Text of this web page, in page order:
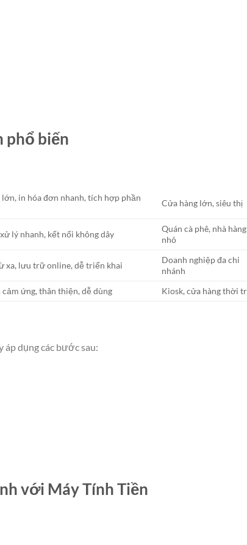
phổ biến
in hóa đơn nhanh, tích hợp phần
Cửa hàng lớn, siêu thị
lý nhanh, kết nối không dây
Quán cà phê, nhà hàng
nhỏ
xa, lưu trữ online, dễ triển khai
Doanh nghiệp đa chi
nhánh
cảm ứng, thân thiện, dễ dùng Kiosk, cửa hàng thời
dụng các bước sau:
với Máy Tính Tiền